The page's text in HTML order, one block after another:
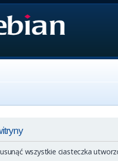
wszystkie ciasteczka